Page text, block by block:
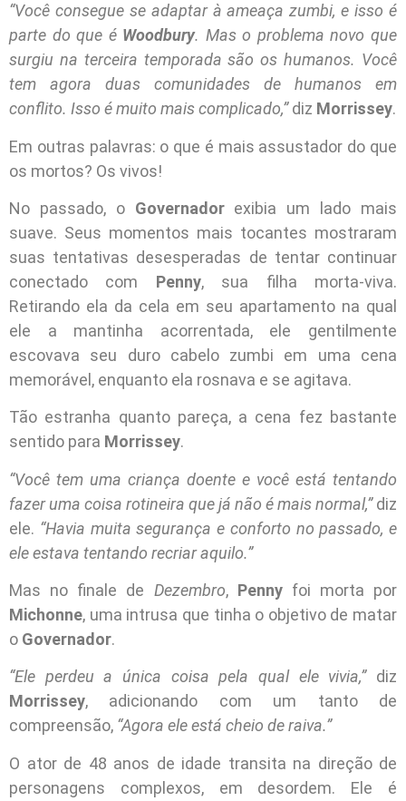
“Você consegue se adaptar à ameaça zumbi, e isso é
parte do que é Woodbury. Mas o problema novo que
surgiu na terceira temporada são os humanos. Você
tem agora duas comunidades de humanos em
conflito. Isso é muito mais complicado,”diz Morrissey.
Em outras palavras: o que é mais assustador do que
os mortos? Os vivos!
No passado, o Governadorexibia um lado mais
suave. Seus momentos mais tocantes mostraram
suas tentativas desesperadas de tentar continuar
conectado com Penny, sua filha morta-viva.
Retirando ela da cela em seu apartamento na qual
ele a mantinha acorrentada, ele gentilmente
escovava seu duro cabelo zumbi em uma cena
memorável, enquanto ela rosnava e se agitava.
Tão estranha quanto pareça, a cena fez bastante
sentido para Morrissey.
“Você tem uma criança doente e você está tentando
fazer uma coisa rotineira que já não é mais normal,”diz
ele. “Havia muita segurança e conforto no passado, e
ele estava tentando recriar aquilo.”
Mas no finale de Dezembro, Pennyfoi morta por
Michonne, uma intrusa que tinha o objetivo de matar
o Governador.
“Ele perdeu a única coisa pela qual ele vivia,”diz
Morrissey, adicionando com um tanto de
compreensão, “Agora ele está cheio de raiva.”
O ator de 48 anos de idade transita na direção de
personagens complexos, em desordem. Ele é